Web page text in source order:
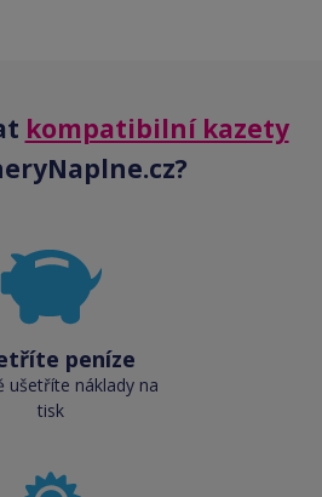
kompatibilní kazety
peníze
ušetříte náklady na
tisk